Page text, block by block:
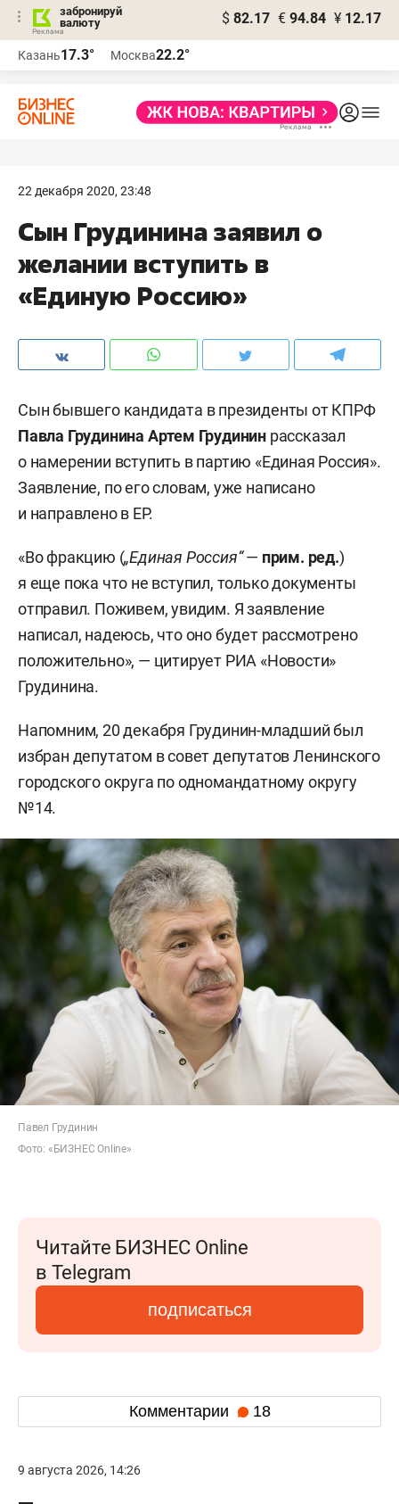
забронируй
валюту
$ 82.17 € 94.84 ¥ 12.17
Казань17.3° Москва22.2°
22 декабря 2020, 23:48
Сын Грудинина заявил о
желании вступить в
«Единую Россию»
Сын бывшего кандидата в президенты от КПРФ
Павла Грудинина Артем Грудинин рассказал
о намерении вступить в партию «Единая Россия».
Заявление, по его словам, уже написано
и направлено в ЕР.
«Во фракцию („Единая Россия“— прим. ред.)
я еще пока что не вступил, только документы
отправил. Поживем, увидим. Я заявление
написал, надеюсь, что оно будет рассмотрено
положительно», — цитирует РИА «Новости»
Грудинина.
Напомним, 20 декабря Грудинин-младший был
избран депутатом в совет депутатов Ленинского
городского округа по одномандатному округу
№14.
Павел Грудинин
Фото: «БИЗНЕС Оnline»
Читайте БИЗНЕС Online
в Telegram
подписаться
Комментарии 18
9 августа 2026, 14:26